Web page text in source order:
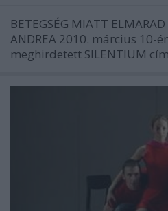
BETEGSÉG MIATT
ANDREA 2010. március 10-
meghirdetett SILENTIUM